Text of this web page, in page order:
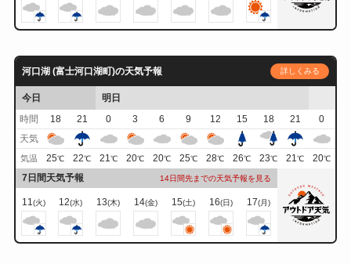
河口湖 (富士河口湖町)の天気予報 詳しくみる
今日
明日
時間
18 21 0 3 6 9 12 15 18 21
0
天気
気温 25℃ 22℃ 21℃ 20℃ 20℃ 25℃ 28℃ 26℃ 23℃ 21℃ 20℃
7日間天気予報 14日間先までの天気予報を見る
11(火) 12(水) 13(木) 14(金) 15(土) 16(日) 17(月)